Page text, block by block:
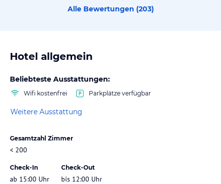
Alle Bewertungen (203)
Hotel allgemein
Beliebteste Ausstattungen:
Wifi kostenfrei Parkplätze verfügbar
Weitere Ausstattung
Gesamtzahl Zimmer
< 200
Check-In
ab 15:00 Uhr
Check-Out
bis 12:00 Uhr